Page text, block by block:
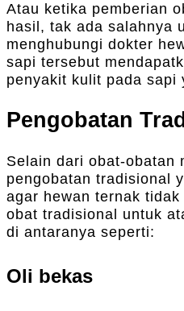
Atau ketika pemberian
hasil, tak ada salahnya
menghubungi dokter
sapi tersebut
penyakit kulit pada sapi
Pengobatan
Selain dari obat-obatan
pengobatan tradisional
agar hewan ternak
obat tradisional untuk
di antaranya seperti:
Oli bekas